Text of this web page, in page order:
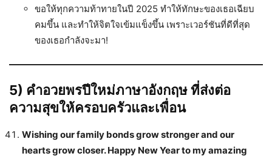
ขอให้ทุกความท้าทายในปี 2025 ทำให้ทักษะของเธอเฉียบ
คมขึ้น และทำให้จิตใจเข้มแข็งขึ้น เพราะเวอร์ชันที่ดีที่สุด
ของเธอกำลังจะมา!
5) คำอวยพรปีใหม่ภาษาอังกฤษ ที่ส่งต่อ
ความสุขให้ครอบครัวและเพื่อน
Wishing our family bonds grow stronger and our
hearts grow closer. Happy New Year to my amazing